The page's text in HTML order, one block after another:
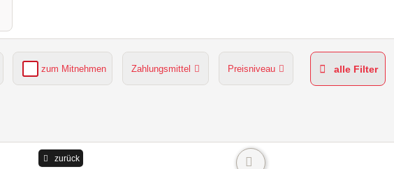
zum Mitnehmen Zahlungsmittel Preisniveau alle Filter
zurück